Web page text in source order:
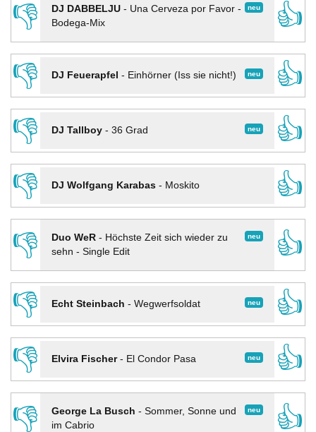
👎
neu
DJ DABBELJU- Una Cerveza por Favor -
Bodega-Mix
👍
👎
neu
DJ Feuerapfel - Einhörner (Iss sie nicht!)
👍
👎
neu
DJ Tallboy- 36 Grad
👍
👎
DJ Wolfgang Karabas- Moskito
👍
👎
neu
Duo WeR- Höchste Zeit sich wieder zu
sehn - Single Edit
👍
👎
neu
Echt Steinbach - Wegwerfsoldat
👍
👎
neu
Elvira Fischer- El Condor Pasa
👍
👎
neu
George La Busch - Sommer, Sonne und
im Cabrio
👍